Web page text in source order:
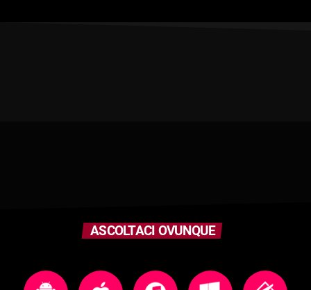
ASCOLTACI OVUNQUE